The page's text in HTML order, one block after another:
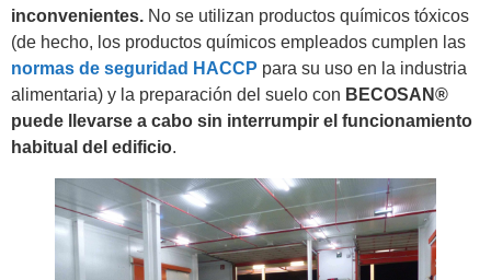
inconvenientes. No se utilizan productos químicos tóxicos
(de hecho, los productos químicos empleados cumplen las
normas de seguridad HACCP para su uso en la industria
alimentaria) y la preparación del suelo con BECOSAN®
puede llevarse a cabo sin interrumpir el funcionamiento
habitual del edificio.